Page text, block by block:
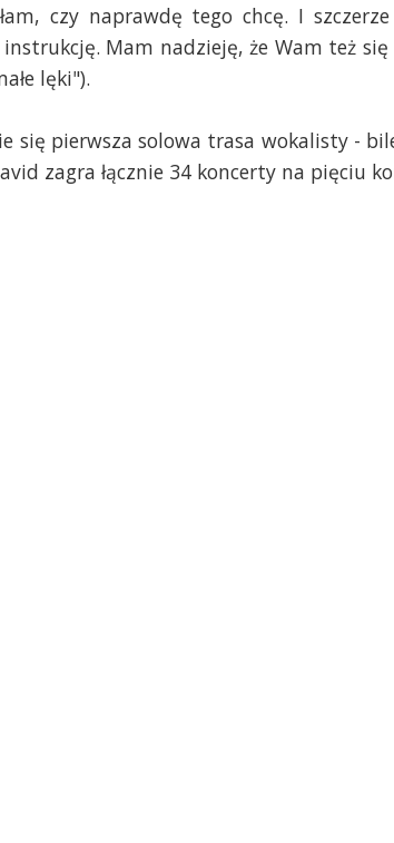
czy naprawdę tego chcę. I
Mam nadzieję, że Wam też
lęki").
się pierwsza solowa trasa wokalisty -
zagra łącznie 34 koncerty na pięciu